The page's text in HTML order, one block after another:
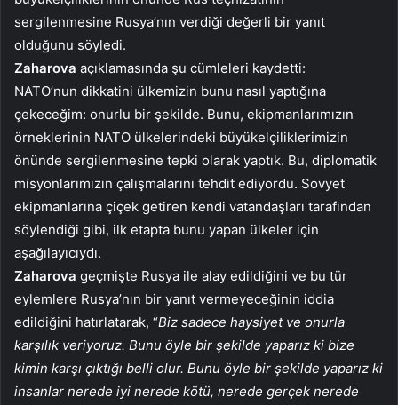
sergilenmesine Rusya’nın verdiği değerli bir yanıt
olduğunu söyledi.
Zaharova açıklamasında şu cümleleri kaydetti:
NATO’nun dikkatini ülkemizin bunu nasıl yaptığına
çekeceğim: onurlu bir şekilde. Bunu, ekipmanlarımızın
örneklerinin NATO ülkelerindeki büyükelçiliklerimizin
önünde sergilenmesine tepki olarak yaptık. Bu, diplomatik
misyonlarımızın çalışmalarını tehdit ediyordu. Sovyet
ekipmanlarına çiçek getiren kendi vatandaşları tarafından
söylendiği gibi, ilk etapta bunu yapan ülkeler için
aşağılayıcıydı.
Zaharova geçmişte Rusya ile alay edildiğini ve bu tür
eylemlere Rusya’nın bir yanıt vermeyeceğinin iddia
edildiğini hatırlatarak, “Biz sadece haysiyet ve onurla
karşılık veriyoruz. Bunu öyle bir şekilde yaparız ki bize
kimin karşı çıktığı belli olur. Bunu öyle bir şekilde yaparız ki
insanlar nerede iyi nerede kötü, nerede gerçek nerede